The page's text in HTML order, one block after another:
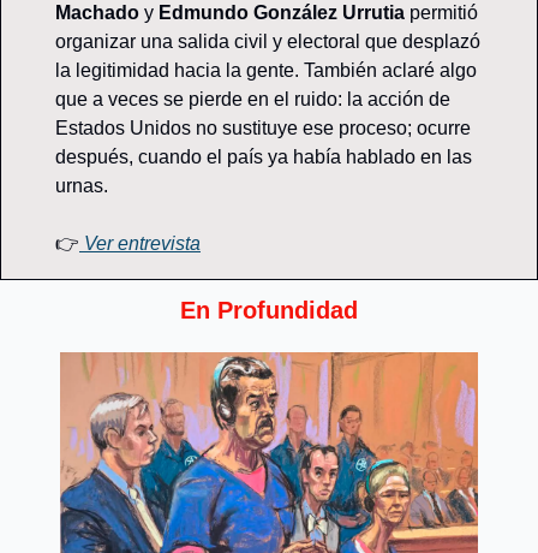
Machado y Edmundo González Urrutia permitió
organizar una salida civil y electoral que desplazó
la legitimidad hacia la gente. También aclaré algo
que a veces se pierde en el ruido: la acción de
Estados Unidos no sustituye ese proceso; ocurre
después, cuando el país ya había hablado en las
urnas.
👉 Ver entrevista
En Profundidad